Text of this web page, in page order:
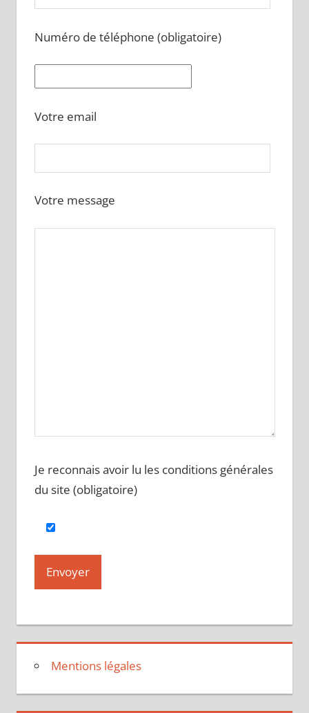
Numéro de téléphone (obligatoire)
Votre email
Votre message
Je reconnais avoir lu les conditions générales
du site (obligatoire)
Mentions légales